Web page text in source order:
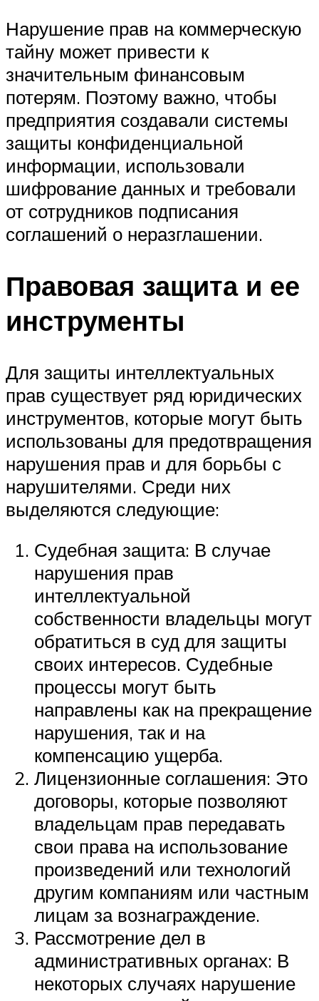
Нарушение прав на коммерческую
тайну может привести к
значительным финансовым
потерям. Поэтому важно, чтобы
предприятия создавали системы
защиты конфиденциальной
информации, использовали
шифрование данных и требовали
от сотрудников подписания
соглашений о неразглашении.
Правовая защита и ее
инструменты
Для защиты интеллектуальных
прав существует ряд юридических
инструментов, которые могут быть
использованы для предотвращения
нарушения прав и для борьбы с
нарушителями. Среди них
выделяются следующие:
Судебная защита: В случае
нарушения прав
интеллектуальной
собственности владельцы могут
обратиться в суд для защиты
своих интересов. Судебные
процессы могут быть
направлены как на прекращение
нарушения, так и на
компенсацию ущерба.
Лицензионные соглашения: Это
договоры, которые позволяют
владельцам прав передавать
свои права на использование
произведений или технологий
другим компаниям или частным
лицам за вознаграждение.
Рассмотрение дел в
административных органах: В
некоторых случаях нарушение